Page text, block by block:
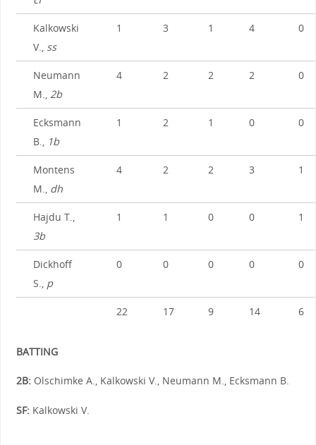
Kalkowski
V., ss
1 3 1 4 0
Neumann
M., 2b
4 2 2 2 0
Ecksmann
B., 1b
1 2 1 0 0
Montens
M., dh
4 2 2 3 1
Hajdu T.,
3b
1 1 0 0 1
Dickhoff
S., p
0 0 0 0 0
22 17 9 14 6
BATTING
2B:Olschimke A., Kalkowski V., Neumann M., Ecksmann B.
SF:Kalkowski V.